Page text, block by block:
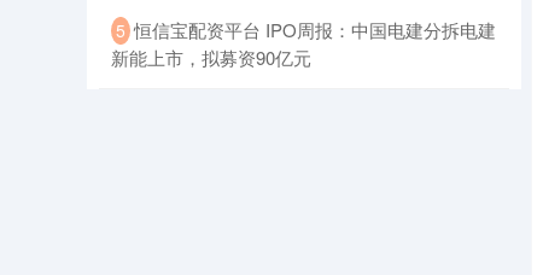
5 ​恒信宝配资平台 IPO周报：中国电建分拆电建
新能上市，拟募资90亿元